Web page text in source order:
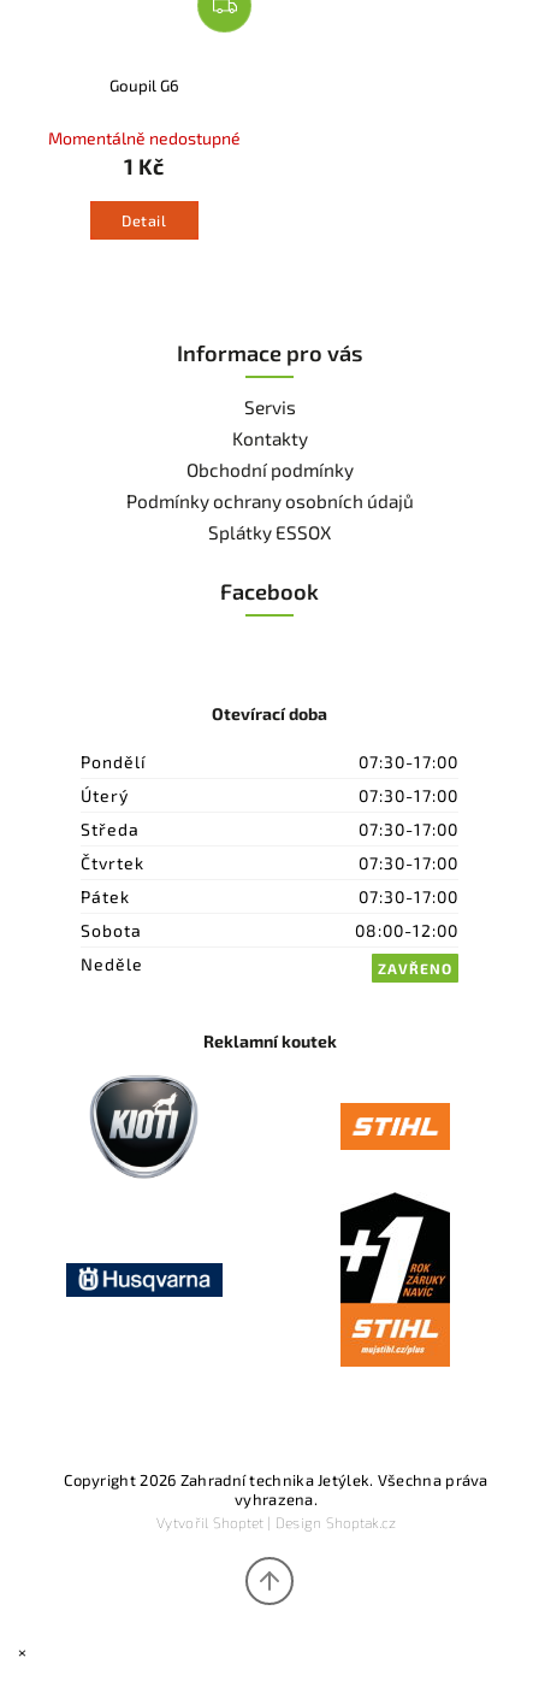
Goupil G6
Momentálně nedostupné
1 Kč
Detail
Informace pro vás
Servis
Kontakty
Obchodní podmínky
Podmínky ochrany osobních údajů
Splátky ESSOX
Facebook
Otevírací doba
Pondělí
07:30-17:00
Úterý
07:30-17:00
Středa
07:30-17:00
Čtvrtek
07:30-17:00
Pátek
07:30-17:00
Sobota
08:00-12:00
Neděle
ZAVŘENO
Reklamní koutek
Copyright 2026 Zahradní technika Jetýlek. Všechna práva
vyhrazena.
Vytvořil Shoptet| Design Shoptak.cz
×